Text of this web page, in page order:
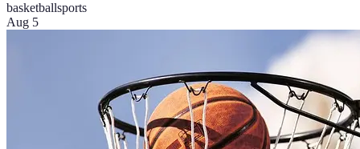
basketballsports
Aug 5